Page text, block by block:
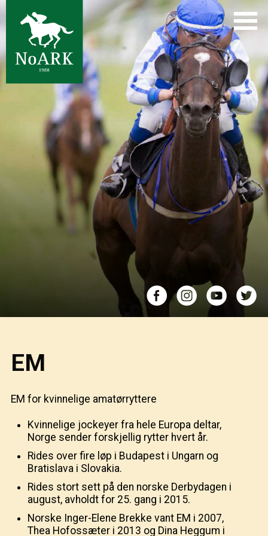
EM
EM for kvinnelige amatørryttere
Kvinnelige jockeyer fra hele Europa deltar,
Norge sender forskjellig rytter hvert år.
Rides over fire løp i Budapest i Ungarn og
Bratislava i Slovakia.
Rides stort sett på den norske Derbydagen i
august, avholdt for 25. gang i 2015.
Norske Inger-Elene Brekke vant EM i 2007,
Thea Hofossæter i 2013 og Dina Heggum i